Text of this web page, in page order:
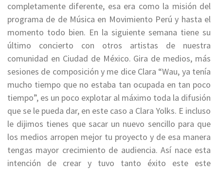
completamente diferente, esa era como la misión del
programa de de Música en Movimiento Perú y hasta el
momento todo bien. En la siguiente semana tiene su
último concierto con otros artistas de nuestra
comunidad en Ciudad de México. Gira de medios, más
sesiones de composición y me dice Clara “Wau, ya tenía
mucho tiempo que no estaba tan ocupada en tan poco
tiempo”, es un poco explotar al máximo toda la difusión
que se le pueda dar, en este caso a Clara Yolks. E incluso
le dijimos tienes que sacar un nuevo sencillo para que
los medios arropen mejor tu proyecto y de esa manera
tengas mayor crecimiento de audiencia. Así nace esta
intención de crear y tuvo tanto éxito este este